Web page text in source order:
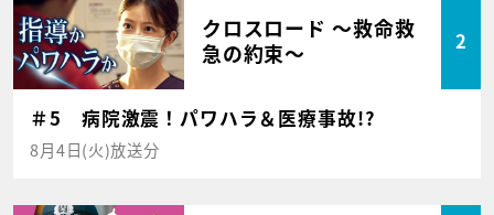
クロスロード ～救命救
急の約束～
2
＃5 病院激震！パワハラ＆医療事故!?
8月4日(火)放送分